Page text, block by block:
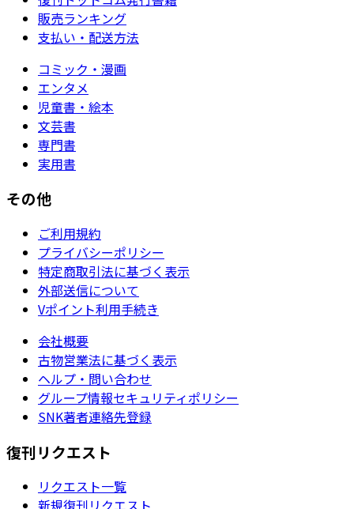
販売ランキング
支払い・配送方法
コミック・漫画
エンタメ
児童書・絵本
文芸書
専門書
実用書
その他
ご利用規約
プライバシーポリシー
特定商取引法に基づく表示
外部送信について
Vポイント利用手続き
会社概要
古物営業法に基づく表示
ヘルプ・問い合わせ
グループ情報セキュリティポリシー
SNK著者連絡先登録
復刊リクエスト
リクエスト一覧